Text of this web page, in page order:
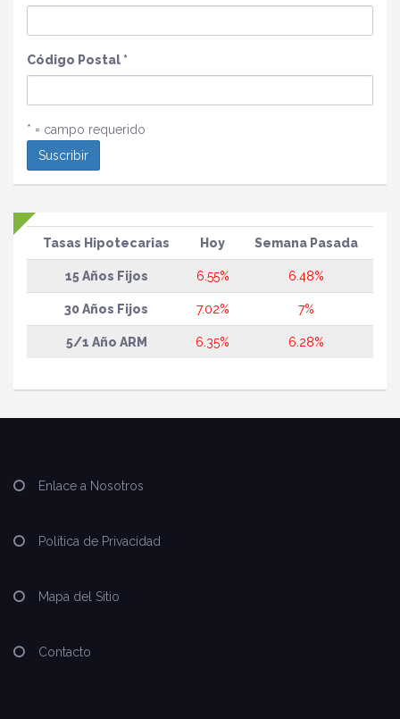
Código Postal*
* = campo requerido
Tasas Hipotecarias Hoy Semana Pasada
15 Años Fijos 6.55% 6.48%
30 Años Fijos 7.02% 7%
5/1 Año ARM 6.35% 6.28%
Enlace a Nosotros
Política de Privacidad
Mapa del Sitio
Contacto